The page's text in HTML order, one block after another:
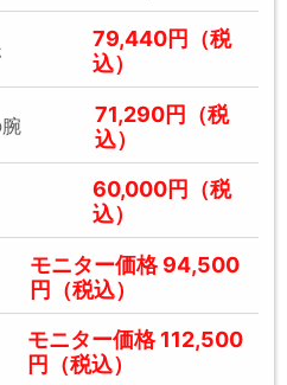
79,440円（税
込）
腕
71,290円（税
込）
60,000円（税
込）
モニター価格 94,500
円（税込）
モニター価格 112,500
円（税込）